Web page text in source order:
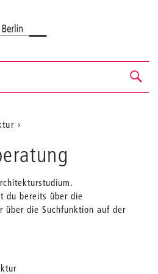
du bereits über die
über die Suchfunktion auf der